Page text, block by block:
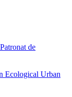
de
Ecological Urban